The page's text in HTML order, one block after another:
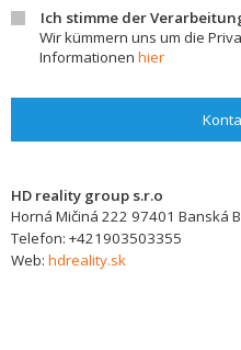
Ich stimme der
Wir kümmern uns um die
Informationen hier
HD reality group s.r.o
Horná Mičiná 222 97401 Banská
Telefon: +421903503355
Web: hdreality.sk